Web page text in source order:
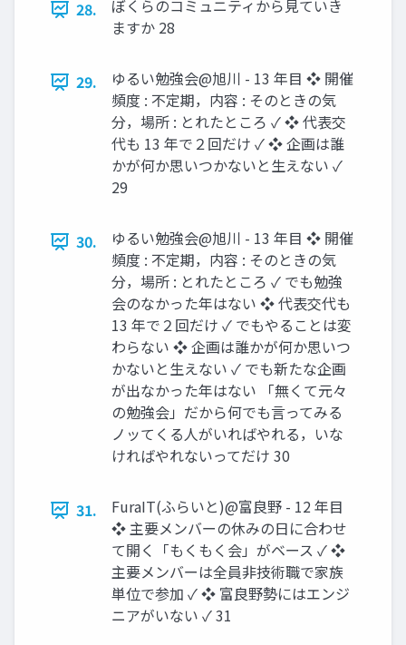
28.
ぼくらのコミュニティから見ていき
ますか 28
29.
ゆるい勉強会@旭川 - 13 年目 ❖ 開催
頻度 : 不定期，内容 : そのときの気
分，場所 : とれたところ ✓ ❖ 代表交
代も 13 年で２回だけ ✓ ❖ 企画は誰
かが何か思いつかないと生えない ✓
29
30.
ゆるい勉強会@旭川 - 13 年目 ❖ 開催
頻度 : 不定期，内容 : そのときの気
分，場所 : とれたところ ✓ でも勉強
会のなかった年はない ❖ 代表交代も
13 年で２回だけ ✓ でもやることは変
わらない ❖ 企画は誰かが何か思いつ
かないと生えない ✓ でも新たな企画
が出なかった年はない 「無くて元々
の勉強会」だから何でも言ってみる
ノッてくる人がいればやれる，いな
ければやれないってだけ 30
31.
FuraIT(ふらいと)@富良野 - 12 年目
❖ 主要メンバーの休みの日に合わせ
て開く「もくもく会」がベース ✓ ❖
主要メンバーは全員非技術職で家族
単位で参加 ✓ ❖ 富良野勢にはエンジ
ニアがいない ✓ 31